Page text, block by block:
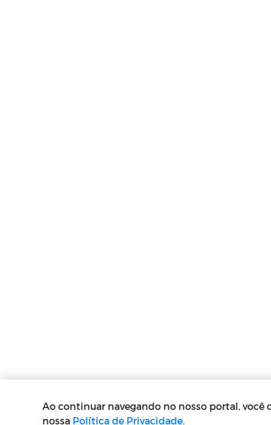
Ao continuar navegando no nosso portal, você
nossa Política de Privacidade.